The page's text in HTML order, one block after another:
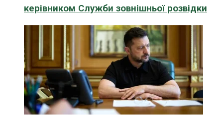
керівником Служби зовнішньої розвідки